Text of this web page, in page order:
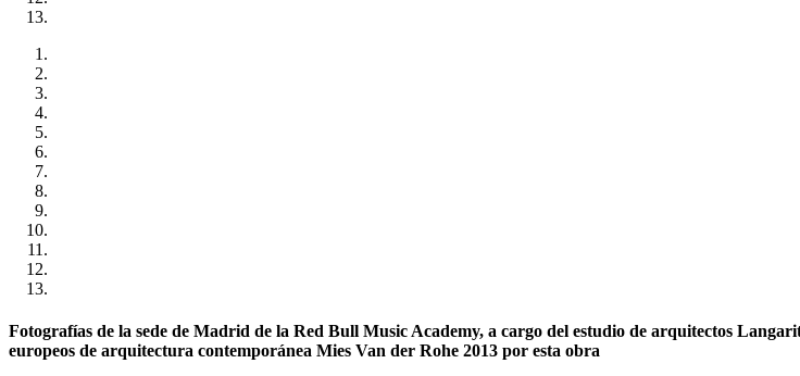
Fotografías de la sede de Madrid de la Red Bull Music Academy, a cargo del estudio de arquitectos
europeos de arquitectura contemporánea Mies Van der Rohe 2013 por esta obra